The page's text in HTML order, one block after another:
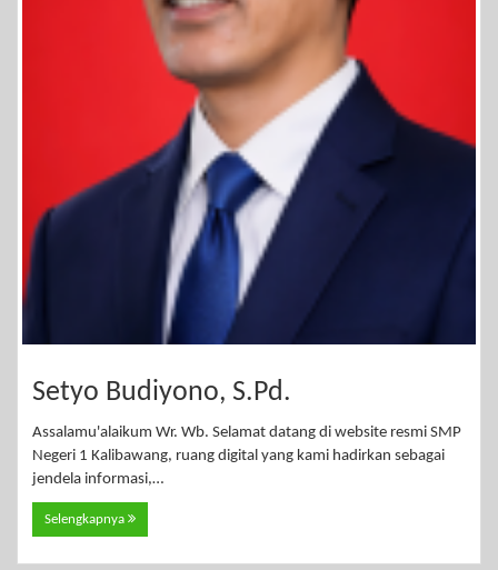
Setyo Budiyono, S.Pd.
Assalamu'alaikum Wr. Wb. Selamat datang di website resmi SMP
Negeri 1 Kalibawang, ruang digital yang kami hadirkan sebagai
jendela informasi,…
Selengkapnya